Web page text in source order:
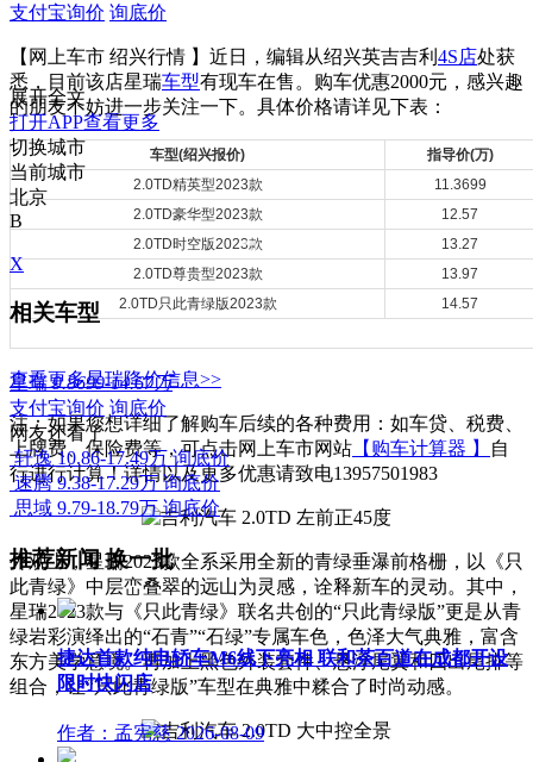
支付宝询价 询底价
【网上车市 绍兴行情 】近日，编辑从绍兴英吉吉利 4S店处获
悉，目前该店星瑞车型有现车在售。购车优惠2000元，感兴趣
的朋友不妨进一步关注一下。具体价格请详见下表：
车型(绍兴报价)
指导价(万)
2.0TD精英型2023款
11.3699
2.0TD豪华型2023款
12.57
2.0TD时空版2023款
13.27
2.0TD尊贵型2023款
13.97
2.0TD只此青绿版2023款
14.57
查看更多星瑞降价信息>>
注：如果您想详细了解购车后续的各种费用：如车贷、税费、
上牌费、保险费等，可点击网上车市网站 【购车计算器 】
自
行进行计算！详情以及更多优惠请致电13957501983
外观上，星瑞2023款全系采用全新的青绿垂瀑前格栅，以《只
此青绿》中层峦叠翠的远山为灵感，诠释新车的灵动。其中，
星瑞2023款与《只此青绿》联名共创的“只此青绿版”更是从青
绿岩彩演绎出的“石青”“石绿”专属车色，色泽大气典雅，富含
东方美学意境。再加上黑色外装套件、悬浮尾翼和四出尾排等
组合，让“只此青绿版”车型在典雅中糅合了时尚动感。
展开全文
打开APP查看更多
切换城市
当前城市
北京
B
X
相关车型
星瑞 9.8699-14.67万
支付宝询价 询底价
网友还看了
轩逸 10.86-17.49万 询底价
速腾 9.38-17.29万 询底价
思域 9.79-18.79万 询底价
推荐新闻换一批
捷达首款纯电轿车M6线下亮相 联和茶百道在成都开设
限时快闪店
作者：孟宪慈 2026-08-09